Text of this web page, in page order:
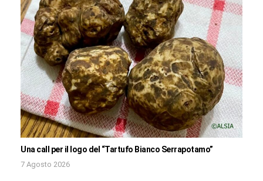
Una call per il logo del “Tartufo Bianco Serrapotamo”
7 Agosto 2026